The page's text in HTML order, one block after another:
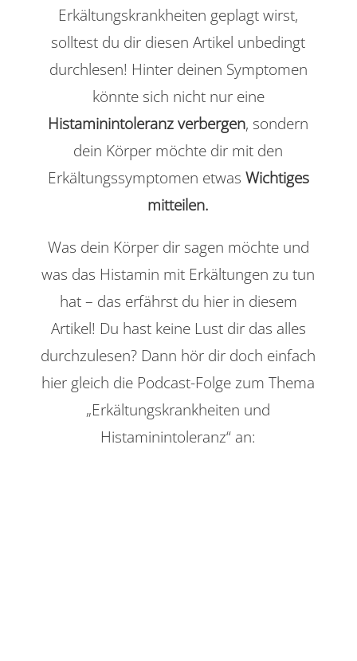
Erkältungskrankheiten geplagt wirst,
solltest du dir diesen Artikel unbedingt
durchlesen! Hinter deinen Symptomen
könnte sich nicht nur eine
Histaminintoleranz verbergen, sondern
dein Körper möchte dir mit den
Erkältungssymptomen etwas Wichtiges
mitteilen.
Was dein Körper dir sagen möchte und
was das Histamin mit Erkältungen zu tun
hat – das erfährst du hier in diesem
Artikel! Du hast keine Lust dir das alles
durchzulesen? Dann hör dir doch einfach
hier gleich die Podcast-Folge zum Thema
„Erkältungskrankheiten und
Histaminintoleranz“ an: